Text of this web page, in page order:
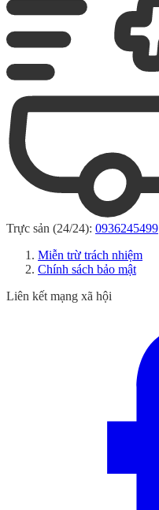
Trực sản (24/24): 0936245499
Miễn trừ trách nhiệm
Chính sách bảo mật
Liên kết mạng xã hội